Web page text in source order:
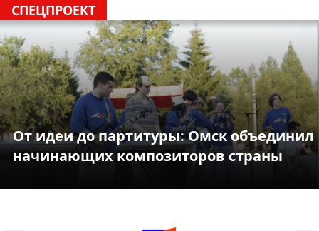
СПЕЦПРОЕКТ
От идеи до партитуры: Омск объединил
начинающих композиторов страны